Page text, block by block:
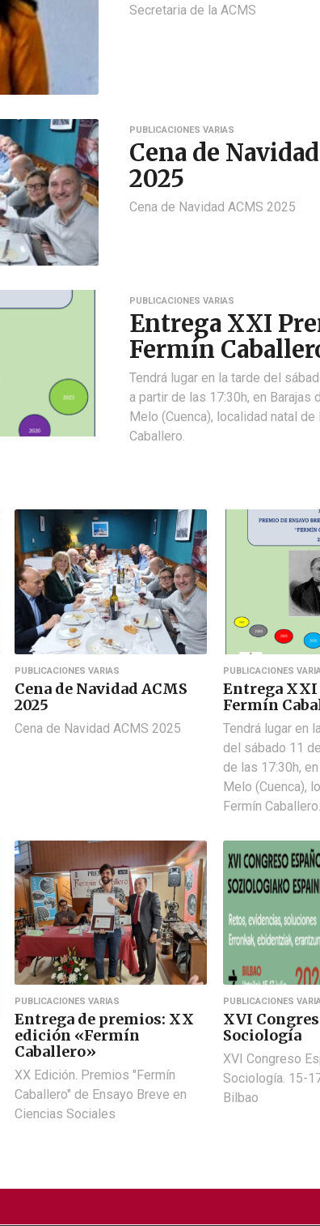
Secretaria de la ACMS
PUBLICACIONES VARIAS
Cena de
2025
Cena de Navidad ACMS 2025
PUBLICACIONES VARIAS
Entrega XXI
Fermín
Tendrá lugar en la tarde del
a partir de las 17:30h, en Barajas
Melo (Cuenca), localidad natal de
Caballero.
PUBLICACIONES VARIAS
Cena de Navidad ACMS
2025
Cena de Navidad ACMS 2025
PUBLICACIONES
Entrega
Fermín
Tendrá lugar en
del sábado 11
de las 17:30h,
Melo (Cuenca),
Fermín Caballero.
PUBLICACIONES VARIAS
Entrega de premios: XX
edición «Fermín
Caballero»
XX Edición. Premios "Fermín
Caballero" de Ensayo Breve en
Ciencias Sociales
PUBLICACIONES
XVI
Sociología
XVI Congreso
Sociología. 15-
Bilbao